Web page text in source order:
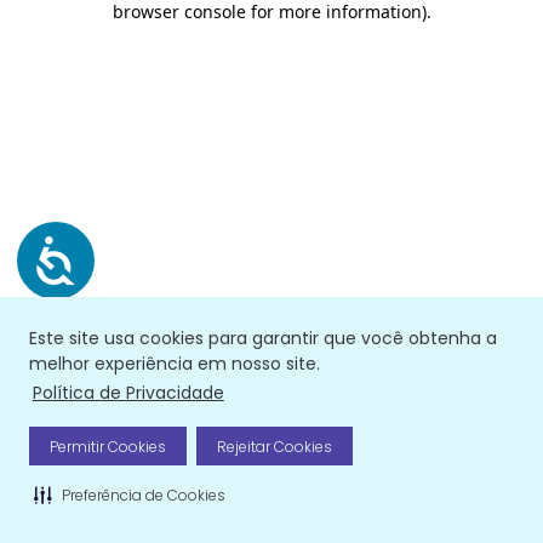
Este site usa cookies para garantir que você obtenha a
melhor experiência em nosso site.
Política de Privacidade
Permitir Cookies Rejeitar Cookies
Preferência de Cookies
browser console for more information).